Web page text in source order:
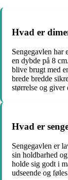
Hvad er
Sengegavlen har
en dybde på 8
blive brugt med
brede bredde
størrelse og giver
Hvad er
Sengegavlen er
sin holdbarhed
holde sig godt i
udseende og